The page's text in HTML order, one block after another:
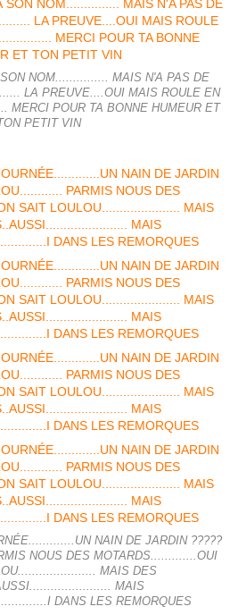
NOM............... MAIS N'A PAS DE
LA PREUVE....OUI MAIS ROULE EN
MERCI POUR TA BONNE HUMEUR ET
PETIT VIN
NAIN DE JARDIN ?????
NOUS DES MOTARDS.............OUI
MAIS DES
MAIS
DANS LES REMORQUES